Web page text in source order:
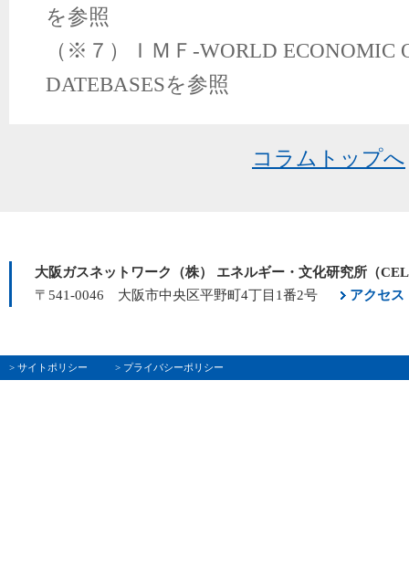
を参照
（※７）ＩＭＦ -WORLD ECONOMIC
DATEBASESを参照
コラムトップへ
大阪ガスネットワーク（株） エネルギー・文化研究所（
〒541-0046 大阪市中央区平野町4丁目1番2号
アクセス
> サイトポリシー > プライバシーポリシー